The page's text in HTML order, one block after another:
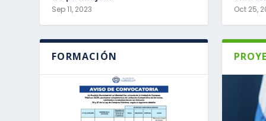
Sep 11, 2023
FORMACIÓN
Oct 25,